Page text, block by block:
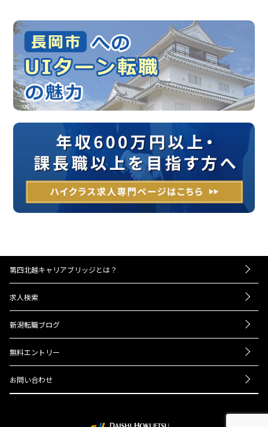
第四北越キャリアブリッジとは？
－UIターンをお考えの方へ
求人検索
Q＆A
新潟転職ブログ
プライバシーポリシー
無料エントリー
お問い合わせ